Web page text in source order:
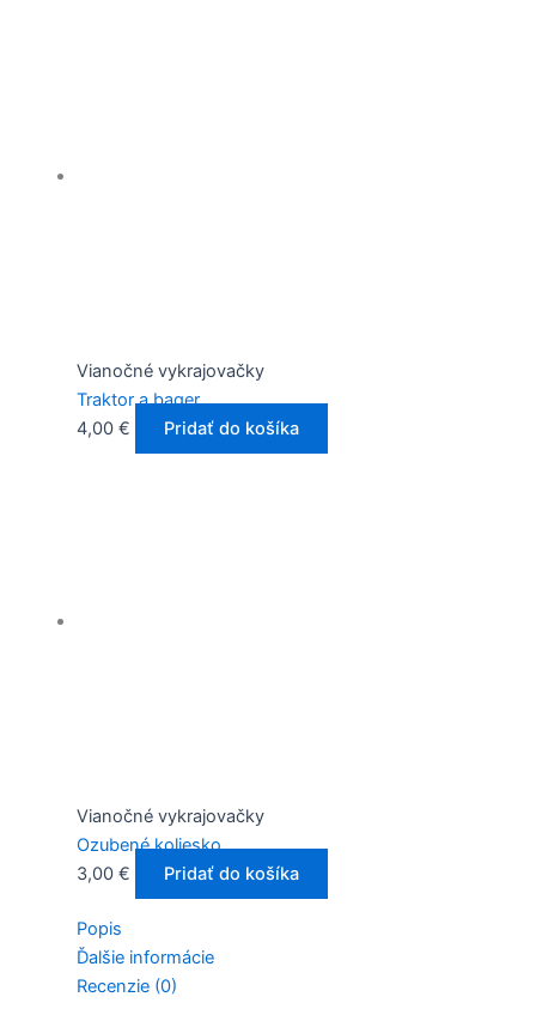
Vianočné vykrajovačky
Traktor a bager
4,00 € Pridať do košíka
Vianočné vykrajovačky
Ozubené koliesko
3,00 € Pridať do košíka
Popis
Ďalšie informácie
Recenzie (0)